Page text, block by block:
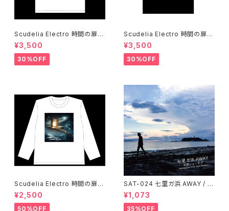
Scudelia Electro 時間の扉T
シャツ・半袖・ホワイト
¥3,500
30%OFF
Scudelia Electro 時間の扉T
シャツ・半袖・ブラック
¥3,500
30%OFF
Scudelia Electro 時間の扉T
シャツ・長袖・ホワイト
¥2,500
50%OFF
SAT-024 七里ガ浜 AWAY / 石
田ショーキチ
¥1,073
35%OFF